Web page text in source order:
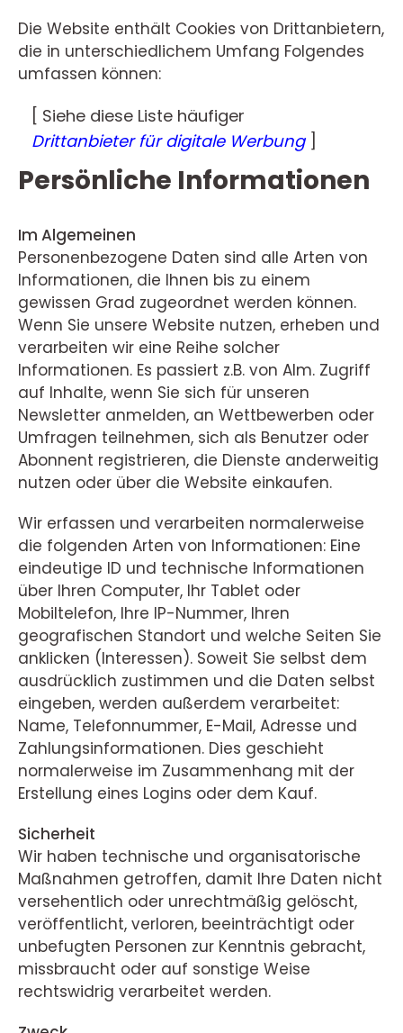
Die Website enthält Cookies von Drittanbietern,
die in unterschiedlichem Umfang Folgendes
umfassen können:
[ Siehe diese Liste häufiger
Drittanbieter für digitale Werbung]
Persönliche Informationen
Im Algemeinen
Personenbezogene Daten sind alle Arten von
Informationen, die Ihnen bis zu einem
gewissen Grad zugeordnet werden können.
Wenn Sie unsere Website nutzen, erheben und
verarbeiten wir eine Reihe solcher
Informationen. Es passiert z.B. von Alm. Zugriff
auf Inhalte, wenn Sie sich für unseren
Newsletter anmelden, an Wettbewerben oder
Umfragen teilnehmen, sich als Benutzer oder
Abonnent registrieren, die Dienste anderweitig
nutzen oder über die Website einkaufen.
Wir erfassen und verarbeiten normalerweise
die folgenden Arten von Informationen: Eine
eindeutige ID und technische Informationen
über Ihren Computer, Ihr Tablet oder
Mobiltelefon, Ihre IP-Nummer, Ihren
geografischen Standort und welche Seiten Sie
anklicken (Interessen). Soweit Sie selbst dem
ausdrücklich zustimmen und die Daten selbst
eingeben, werden außerdem verarbeitet:
Name, Telefonnummer, E-Mail, Adresse und
Zahlungsinformationen. Dies geschieht
normalerweise im Zusammenhang mit der
Erstellung eines Logins oder dem Kauf.
Sicherheit
Wir haben technische und organisatorische
Maßnahmen getroffen, damit Ihre Daten nicht
versehentlich oder unrechtmäßig gelöscht,
veröffentlicht, verloren, beeinträchtigt oder
unbefugten Personen zur Kenntnis gebracht,
missbraucht oder auf sonstige Weise
rechtswidrig verarbeitet werden.